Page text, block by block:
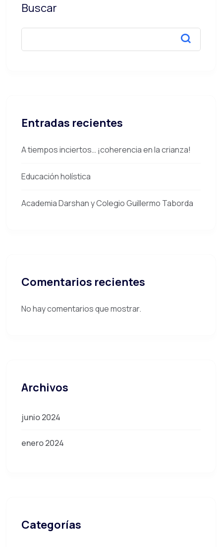
Buscar
Entradas recientes
A tiempos inciertos… ¡coherencia en la crianza!
Educación holística
Academia Darshan y Colegio Guillermo Taborda
Comentarios recientes
No hay comentarios que mostrar.
Archivos
junio 2024
enero 2024
Categorías